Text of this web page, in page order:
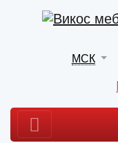
МСК